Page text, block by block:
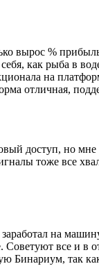
вырос %
как рыба в
на
отличная,
доступ, но
тоже все
на
все и в
Бинариум, так